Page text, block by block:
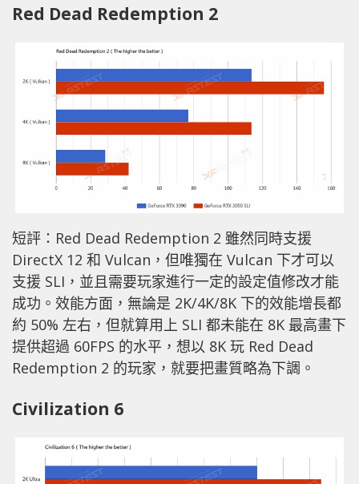
Red Dead Redemption 2
短評：Red Dead Redemption 2 雖然同時支援
DirectX 12 和 Vulcan，但唯獨在 Vulcan 下才可以
支援 SLI，並且需要玩家進行一定的設定值修改才能
成功。效能方面，無論是 2K/4K/8K 下的效能增長都
約 50% 左右，但就算用上 SLI 都未能在 8K 最高畫下
提供超過 60FPS 的水平，想以 8K 玩 Red Dead
Redemption 2 的玩家，就要把畫質略為下調。
Civilization 6